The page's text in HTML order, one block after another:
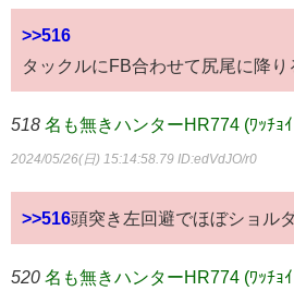
>>516
タックルにFB合わせて尻尾に降り
518 名も無きハンターHR774 (ﾜｯﾁｮ
2024/05/26(日) 15:14:58.79 ID:edVdJO/r0
>>516頭突き左回避でほぼショル
520 名も無きハンターHR774 (ﾜｯﾁｮ